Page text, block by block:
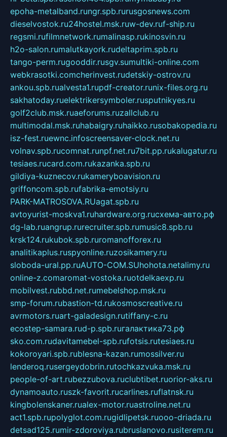
epoha-metalband.rungr.spb.rurusgosnews.com
dieselvostok.ru24hostel.msk.ruw-dev.ruf-ship.ru
regsmi.rufilmnetwork.rumalinasp.rukinosvin.ru
h2o-salon.rumalutkayork.rudeltaprim.spb.ru
tango-perm.rugooddir.rusgv.sumultiki-online.com
webkrasotki.comcherinvest.rudetskiy-ostrov.ru
ankou.spb.rualvesta1.rupdf-creator.runix-files.org.ru
sakhatoday.ruelektrikersymboler.rusputnikyes.ru
golf2club.msk.ruaeforums.ruzallclub.ru
multimodal.msk.ruhabaigry.ruhaikko.rusobakopedia.ru
isz-fest.ruewnc.infoscreensaver-clock.net.ru
volnav.spb.rucomnat.runpf.net.ru7bit.pp.rukalugatur.ru
tesiaes.rucard.com.rukazanka.spb.ru
gildiya-kuznecov.rukameryboavision.ru
griffoncom.spb.rufabrika-emotsiy.ru
PARK-MATROSOVA.RUagat.spb.ru
avtoyurist-moskva1.ruhardware.org.ruсхема-авто.рф
dg-lab.ruangrup.rurecruiter.spb.rumusic8.spb.ru
krsk124.rukubok.spb.ruromanofforex.ru
analitikaplus.ruspyonline.ruzosikamery.ru
sloboda-ural.pp.ruAUTO-COM.SUhohota.netalimy.ru
online-z.comaromat-vostoka.ruotdelkaexp.ru
mobilvest.rubbd.net.rumebelshop.msk.ru
smp-forum.rubastion-td.rukosmoscreative.ru
avrmotors.ruart-galadesign.rutiffany-c.ru
ecostep-samara.rud-p.spb.ruгалактика73.рф
sko.com.rudavitamebel-spb.rufotsis.rutesiaes.ru
kokoroyari.spb.rublesna-kazan.rumossilver.ru
lenderoq.rusergeydobrin.rutochkazvuka.msk.ru
people-of-art.rubezzubova.ruclubtibet.ruorior-aks.ru
dynamoauto.ruszk-favorit.rucarlines.ruflatnsk.ru
kingbolenskaner.rualex-motor.ruastroline.net.ru
act1.spb.rupolyglot.com.rugidlipetsk.ruooo-driada.ru
detsad125.rumir-zdoroviya.rubruslanovo.rusiterem.ru